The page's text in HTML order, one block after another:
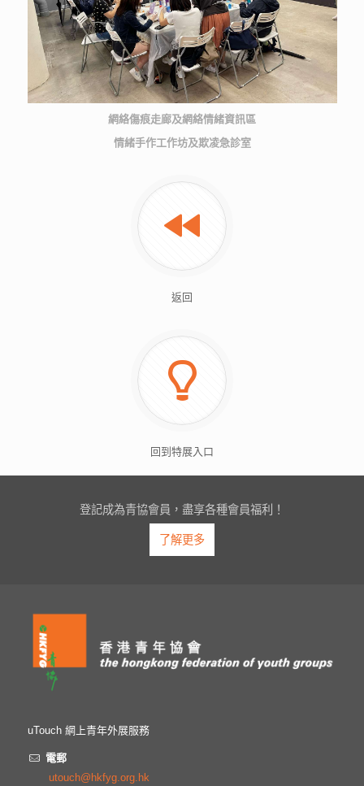
網絡傷痕走廊及網絡情緒資訊區
情緒手作工作坊及欺凌急診室
返回
回到特展入口
登記成為青協會員，盡享各種會員福利！
了解更多
uTouch 網上青年外展服務
電郵
utouch@hkfyg.org.hk